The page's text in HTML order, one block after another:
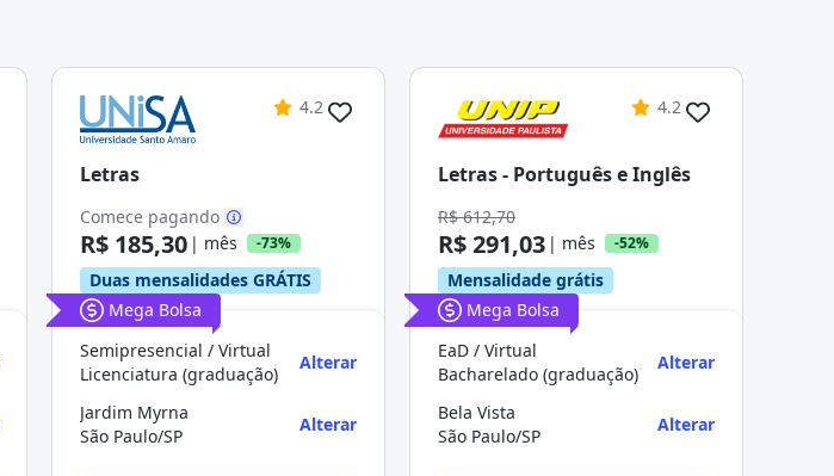
4.2
Letras
Comece pagando
R$ 185,30 | mês -73%
Duas mensalidades GRÁTIS
Mega Bolsa
Semipresencial / Virtual
Licenciatura (graduação)
Alterar
Jardim Myrna
São Paulo/SP
Alterar
4.2
Letras - Português e Inglês
R$ 612,70
R$ 291,03 | mês -52%
Mensalidade grátis
Mega Bolsa
EaD / Virtual
Bacharelado (graduação)
Alterar
Bela Vista
São Paulo/SP
Alterar